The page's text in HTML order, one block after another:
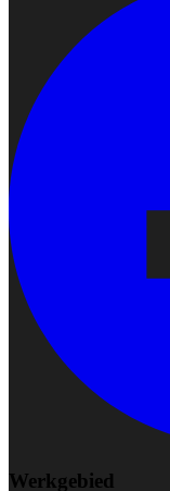
Werkgebied